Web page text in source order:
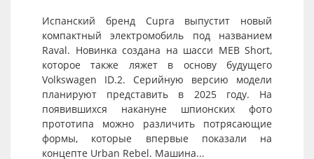
Испанский бренд Cupra выпустит новый
компактный электромобиль под названием
Raval. Новинка создана на шасси MEB Short,
которое также ляжет в основу будущего
Volkswagen ID.2. Серийную версию модели
планируют представить в 2025 году. На
появившихся накануне шпионских фото
прототипа можно различить потрясающие
формы, которые впервые показали на
концепте Urban Rebel. Машина...